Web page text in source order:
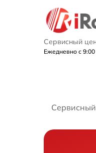
Сервисный
Ежедневно с